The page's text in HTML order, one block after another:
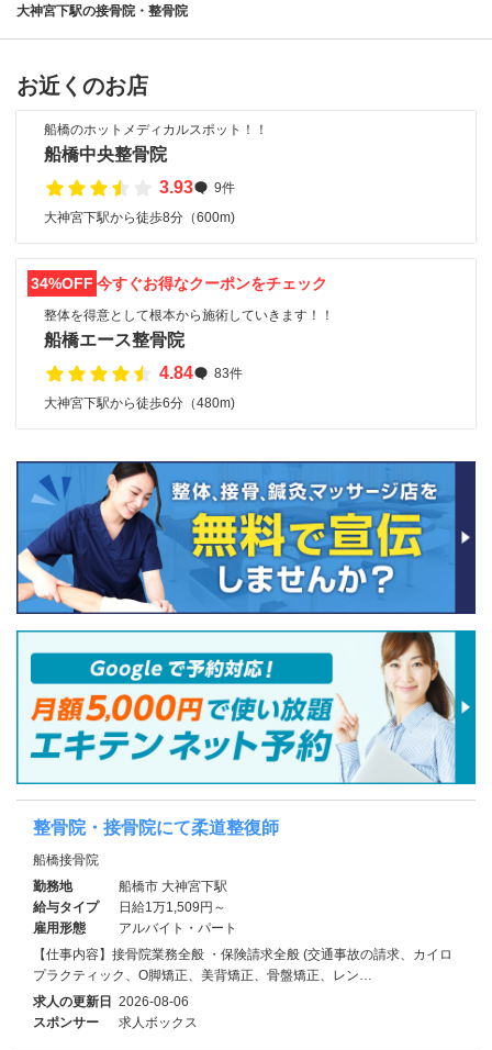
大神宮下駅の接骨院・整骨院
お近くのお店
船橋のホットメディカルスポット！！
船橋中央整骨院
3.93
9件
大神宮下駅から徒歩8分（600m)
34%OFF 今すぐお得なクーポンをチェック
整体を得意として根本から施術していきます！！
船橋エース整骨院
4.84
83件
大神宮下駅から徒歩6分（480m)
整骨院・接骨院にて柔道整復師
船橋接骨院
勤務地
船橋市 大神宮下駅
給与タイプ
日給1万1,509円～
雇用形態
アルバイト・パート
【仕事内容】接骨院業務全般 ・保険請求全般 (交通事故の請求、カイロ
プラクティック、O脚矯正、美背矯正、骨盤矯正、レン…
求人の更新日 2026-08-06
スポンサー
求人ボックス